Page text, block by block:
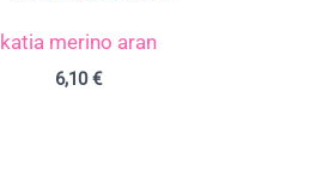
katia merino aran
6,10€